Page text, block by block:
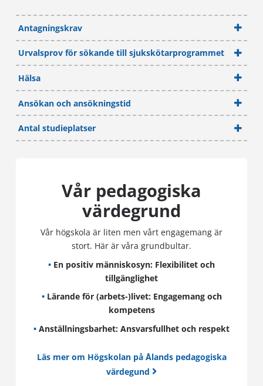
Antagningskrav
Urvalsprov för sökande till sjukskötarprogrammet
Hälsa
Ansökan och ansökningstid
Antal studieplatser
Vår pedagogiska
värdegrund
Vår högskola är liten men vårt engagemang är
stort. Här är våra grundbultar.
• En positiv människosyn: Flexibilitet och
tillgänglighet
•Lärande för (arbets-)livet: Engagemang och
kompetens
• Anställningsbarhet: Ansvarsfullhet och respekt
Läs mer om Högskolan på Ålands pedagogiska
värdegund